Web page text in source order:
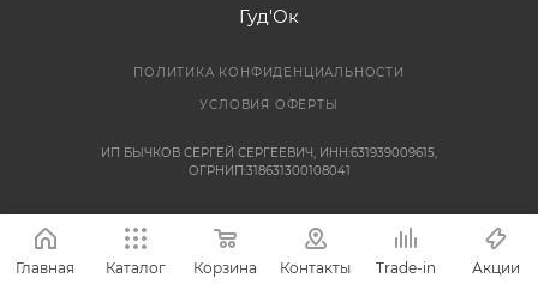
Гуд'Ок
ПОЛИТИКА КОНФИДЕНЦИАЛЬНОСТИ
УСЛОВИЯ ОФЕРТЫ
ИП БЫЧКОВ СЕРГЕЙ СЕРГЕЕВИЧ, ИНН:631939009615,
ОГРНИП:318631300108041
Главная Каталог Корзина Контакты Trade-in Акции